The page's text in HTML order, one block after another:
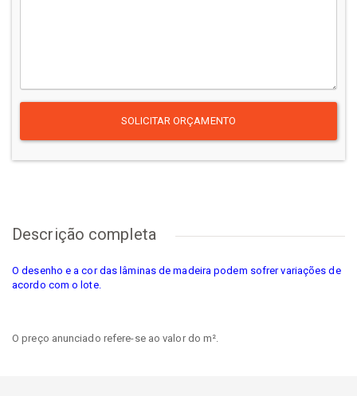
SOLICITAR ORÇAMENTO
Descrição completa
O desenho e a cor das lâminas de madeira podem sofrer variações de
acordo com o lote.
O preço anunciado refere-se ao valor do m².